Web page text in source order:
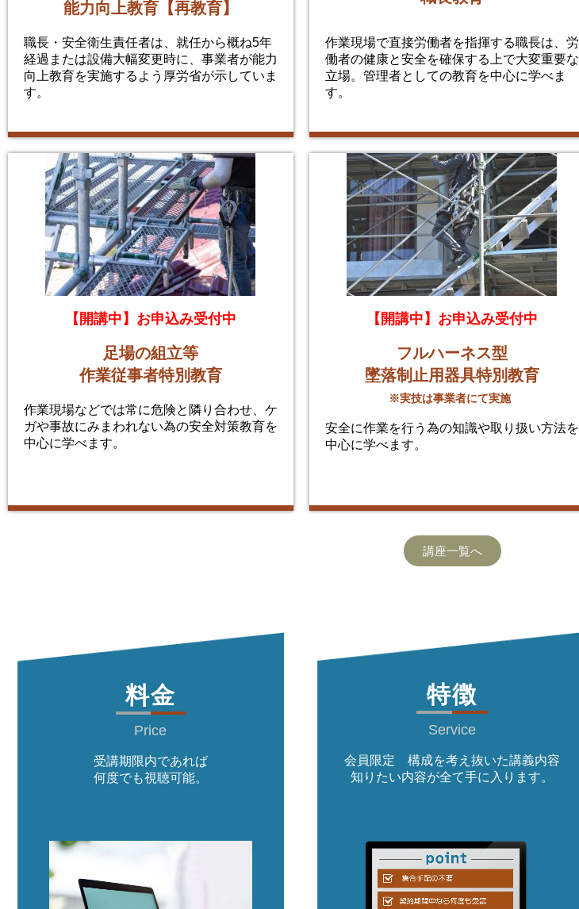
能力向上教育【再教育】
職長・安全衛生責任者は、就任から概ね5年
経過または設備大幅変更時に、事業者が能力
向上教育を実施するよう厚労省が示していま
す。
作業現場で直接労働者を指揮する職長は、労
働者の健康と安全を確保する上で大変重要な
立場。管理者としての教育を中心に学べま
す。
【開講中】お申込み受付中
足場の組立等
作業従事者特別教育
作業現場などでは常に危険と隣り合わせ、ケ
ガや事故にみまわれない為の安全対策教育を
中心に学べます。
【開講中】お申込み受付中
フルハーネス型
墜落制止用器具特別教育
※実技は事業者にて実施
安全に作業を行う為の知識や取り扱い方法を
中心に学べます。
講座一覧へ
料金
Price
受講期限内であれば
何度でも視聴可能。
特徴
Service
会員限定 構成を考え抜いた講義内容
知りたい内容が全て手に入ります。